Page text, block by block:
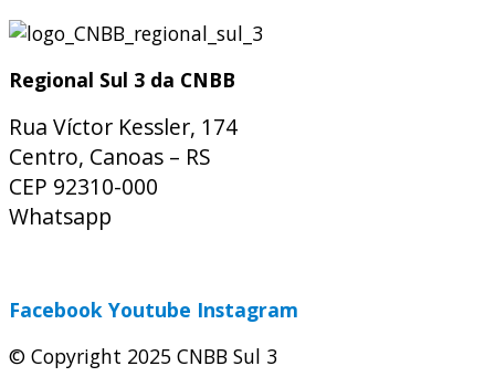
Regional Sul 3 da CNBB
Rua Víctor Kessler, 174
Centro, Canoas – RS
CEP 92310-000
Whatsapp
Facebook Youtube Instagram
© Copyright 2025 CNBB Sul 3